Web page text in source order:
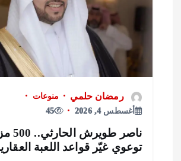
رمضان حلمي
منوعات
45
ناصر طويرش الحارثي.. 500 مزاد وصوت
غيّر قواعد اللعبة العقارية